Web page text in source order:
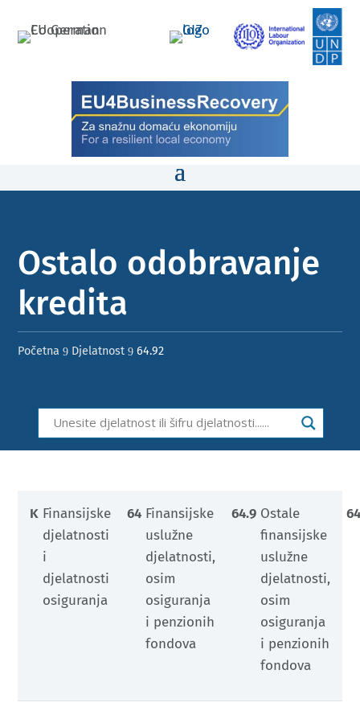
Ostalo odobravanje
kredita ​​
Početna 9 Djelatnost 9 64.92
K Finansijske
djelatnosti
i
djelatnosti
osiguranja
64 Finansijske
uslužne
djelatnosti,
osim
osiguranja
i penzionih
fondova
64.9 Ostale
finansijske
uslužne
djelatnosti,
osim
osiguranja
i penzionih
fondova